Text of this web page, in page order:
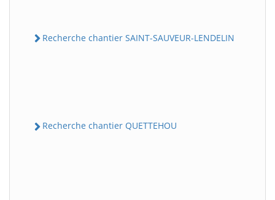
Recherche chantier SAINT-SAUVEUR-LENDELIN
Recherche chantier QUETTEHOU